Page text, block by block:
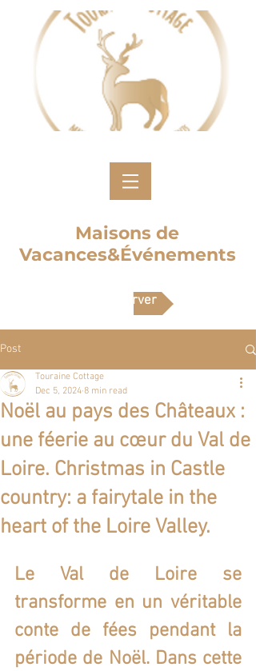
Maisons de
Vacances&Événements
Réserver
Post
Noël au pays des Châteaux :
une féerie au cœur du Val de
Loire. Christmas in Castle
country: a fairytale in the
heart of the Loire Valley.
Touraine Cottage
Dec 5, 2024 8 min read
Le Val de Loire se
transforme en un véritable
conte de fées pendant la
période de Noël. Dans cette